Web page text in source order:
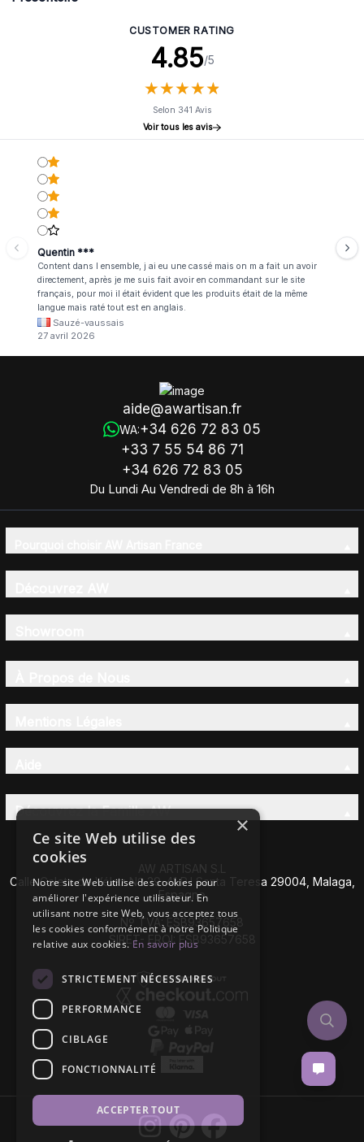
CUSTOMER RATING
4.85/5
★★★★★
★★★★★
Selon 341 Avis
Voir tous les avis
Quentin ***
Content dans l ensemble, j ai eu une cassé mais on m a fait un avoir
directement, après je me suis fait avoir en commandant sur le site
français, pour moi il était évident que les produits était de la même
langue mais raté tout est en anglais.
Sauzé-vaussais
27 avril 2026
aide@awartisan.fr
WA:+34 626 72 83 05
+33 7 55 54 86 71
+34 626 72 83 05
Du Lundi Au Vendredi de 8h à 16h
Découvrez la Famille AW
AW ARTISAN S.L
Calle Caleta de Vélez Nº 39-41 P.I Santa Teresa 29004, Malaga,
Espagne
Nº TVA: ESB93657658
SIRET- EROI: ESB93657658
×
Ce site Web utilise des
cookies
Notre site Web utilise des cookies pour
améliorer l'expérience utilisateur. En
utilisant notre site Web, vous acceptez tous
les cookies conformément à notre Politique
relative aux cookies.En savoir plus
STRICTEMENT NÉCESSAIRES
PERFORMANCE
CIBLAGE
FONCTIONNALITÉ
ACCEPTER TOUT